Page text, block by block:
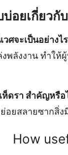
อยเกี่ยวกั
ศจะเป็นอย่างไ
พลังงาน ทำให้
ห็ดรา สำคัญหรือ
อยสลายซากสิ่
How